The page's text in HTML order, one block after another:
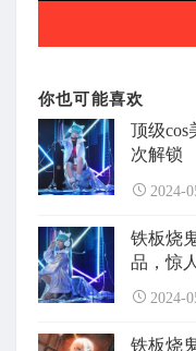
你也可能喜欢
顶级cos
次解锁
2024-
铁板烧
品，惊
2024-
铁板烧